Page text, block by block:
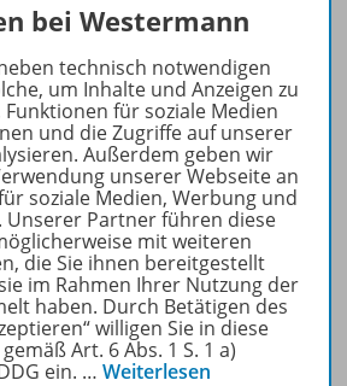
Service
bei Westermann
technisch notwendigen
um Inhalte und Anzeigen zu
für soziale Medien
und die Zugriffe auf unserer
Außerdem geben wir
unserer Webseite an
soziale Medien, Werbung und
Unserer Partner führen diese
mit weiteren
die Sie ihnen bereitgestellt
im Rahmen Ihrer Nutzung der
haben. Durch Betätigen des
willigen Sie in diese
Art. 6 Abs. 1 S. 1 a)
ein. … Weiterlesen